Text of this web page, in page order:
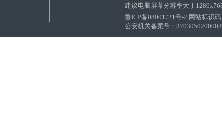
建议电脑屏幕分辨率大于
鲁ICP备08001721号-2 网站标识
公安机关备案号：